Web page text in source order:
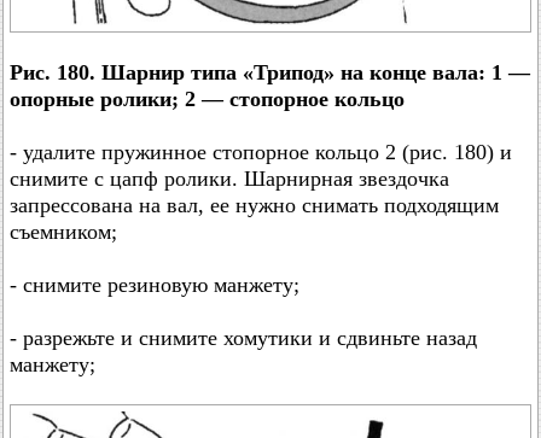
Рис. 180. Шарнир типа «Трипод» на конце вала: 1 —
опорные ролики; 2 — стопорное кольцо
- удалите пружинное стопорное кольцо 2 (рис. 180) и
снимите с цапф ролики. Шарнирная звездочка
запрессована на вал, ее нужно снимать подходящим
съемником;
- снимите резиновую манжету;
- разрежьте и снимите хомутики и сдвиньте назад
манжету;